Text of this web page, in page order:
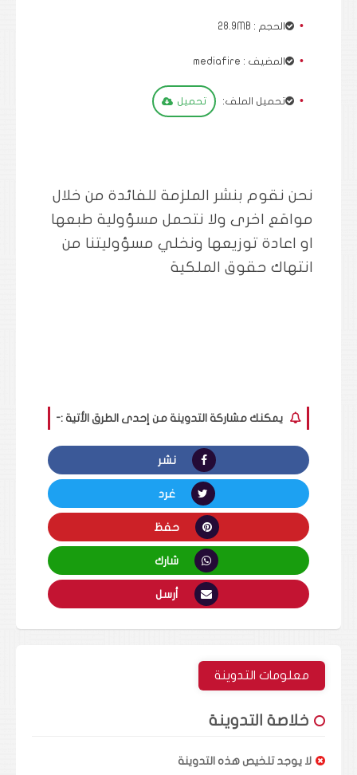
الحجم : 28.9MB
المضيف : mediafire
تحميل الملف: تحميل
نحن نقوم بنشر الملزمة للفائدة من خلال
مواقع اخرى ولا نتحمل مسؤولية طبعها
او اعادة توزيعها ونخلي مسؤوليتنا من
انتهاك حقوق الملكية
يمكنك مشاركة التدوينة من إحدى الطرق الأتية :-
نشر
غرد
حفظ
شارك
أرسل
معلومات التدوينة
خلاصة التدوينة
لا يوجد تلخيص هذه التدوينة